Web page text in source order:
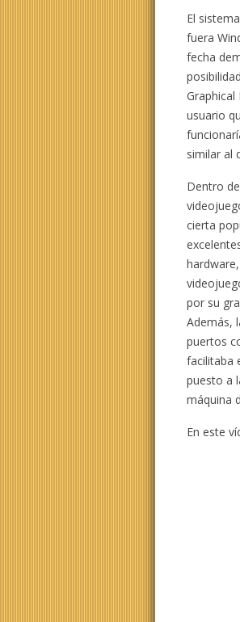
El
fuera
fecha
usuario
similar al
Dentro
cierta
por su
Además,
puertos
facilitaba
puesto a
máquina
En este